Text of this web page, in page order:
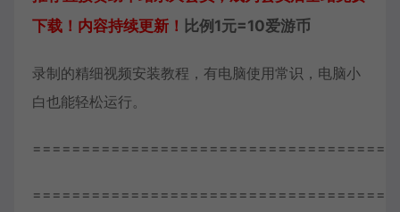
下载！内容持续更新！ 比例1元=10爱游币
录制的精细视频安装教程，有电脑使用常识，电脑小
白也能轻松运行。